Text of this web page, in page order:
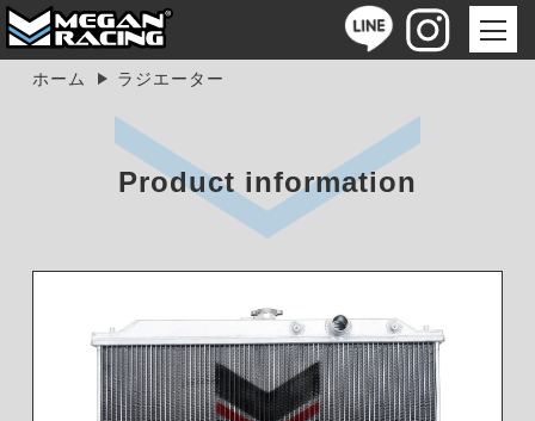
ホーム ラジエーター
Product information